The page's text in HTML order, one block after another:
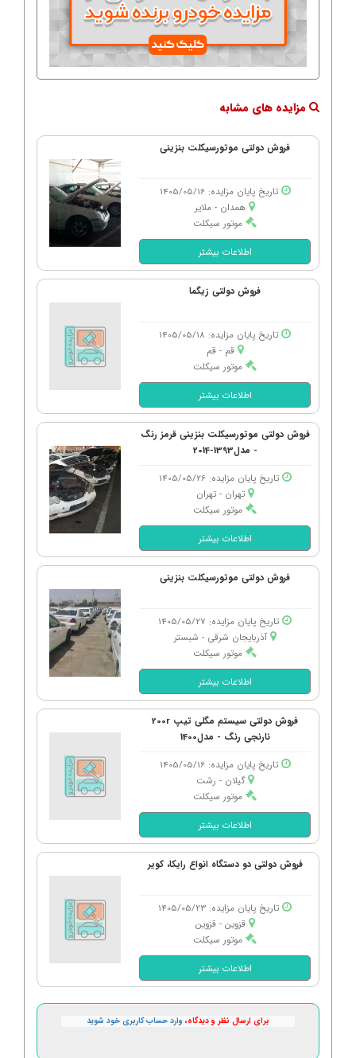
مزایده های مشابه
فروش دولتی موتورسیکلت بنزینی
تاریخ پایان مزایده: 1405/05/16
همدان - ملایر
موتور سیکلت
اطلاعات بیشتر
فروش دولتی زیگما
تاریخ پایان مزایده: 1405/05/18
قم - قم
موتور سیکلت
اطلاعات بیشتر
فروش دولتی موتورسیکلت بنزینی قرمز رنگ
- مدل1393-2014
تاریخ پایان مزایده: 1405/05/26
تهران - تهران
موتور سیکلت
اطلاعات بیشتر
فروش دولتی موتورسیکلت بنزینی
تاریخ پایان مزایده: 1405/05/27
آذربایجان شرقی - شبستر
موتور سیکلت
اطلاعات بیشتر
فروش دولتی سیستم مگلی تیپ 200r
نارنجی رنگ - مدل1400
تاریخ پایان مزایده: 1405/05/16
گیلان - رشت
موتور سیکلت
اطلاعات بیشتر
فروش دولتی دو دستگاه انواع رایکا، کویر
تاریخ پایان مزایده: 1405/05/23
قزوین - قزوین
موتور سیکلت
اطلاعات بیشتر
برای ارسال نظر و دیدگاه، وارد حساب کاربری خود شوید